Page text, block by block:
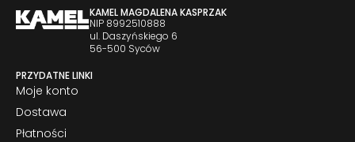
KAMEL MAGDALENA KASPRZAK
NIP 8992510888
ul. Daszyńskiego 6
56-500 Syców
PRZYDATNE LINKI
Moje konto
Dostawa
Płatności